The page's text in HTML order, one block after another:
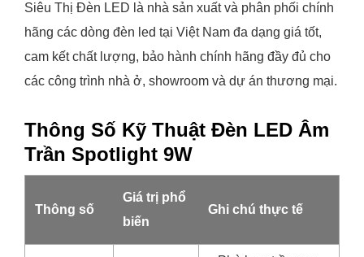
Siêu Thị Đèn LED là nhà sản xuất và phân phối chính
hãng các dòng đèn led tại Việt Nam đa dạng giá tốt,
cam kết chất lượng, bảo hành chính hãng đầy đủ cho
các công trình nhà ở, showroom và dự án thương mại.
Thông Số Kỹ Thuật Đèn LED Âm
Trần Spotlight 9W
Thông số
Giá trị phổ
biến
Ghi chú thực tế